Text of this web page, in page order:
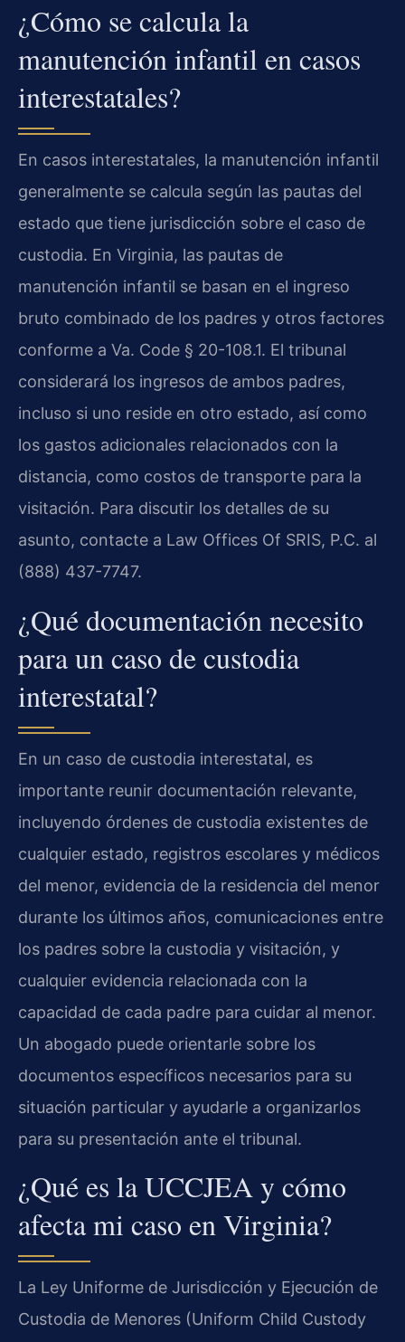
¿Cómo se calcula la
manutención infantil en casos
interestatales?
En casos interestatales, la manutención infantil
generalmente se calcula según las pautas del
estado que tiene jurisdicción sobre el caso de
custodia. En Virginia, las pautas de
manutención infantil se basan en el ingreso
bruto combinado de los padres y otros factores
conforme a Va. Code § 20-108.1. El tribunal
considerará los ingresos de ambos padres,
incluso si uno reside en otro estado, así como
los gastos adicionales relacionados con la
distancia, como costos de transporte para la
visitación. Para discutir los detalles de su
asunto, contacte a Law Offices Of SRIS, P.C. al
(888) 437-7747.
¿Qué documentación necesito
para un caso de custodia
interestatal?
En un caso de custodia interestatal, es
importante reunir documentación relevante,
incluyendo órdenes de custodia existentes de
cualquier estado, registros escolares y médicos
del menor, evidencia de la residencia del menor
durante los últimos años, comunicaciones entre
los padres sobre la custodia y visitación, y
cualquier evidencia relacionada con la
capacidad de cada padre para cuidar al menor.
Un abogado puede orientarle sobre los
documentos específicos necesarios para su
situación particular y ayudarle a organizarlos
para su presentación ante el tribunal.
¿Qué es la UCCJEA y cómo
afecta mi caso en Virginia?
La Ley Uniforme de Jurisdicción y Ejecución de
Custodia de Menores (Uniform Child Custody